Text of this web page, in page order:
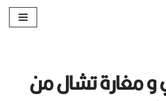
و مغارة تشال من